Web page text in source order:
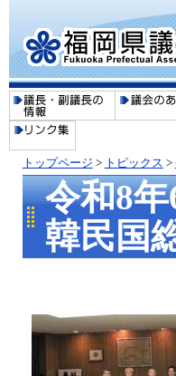
トップページ > トピックス >
令和8
韓民国